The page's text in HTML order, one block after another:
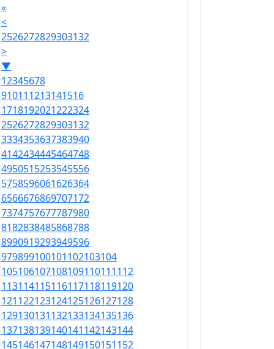
«
<
2526272829303132
>
▼
12345678
910111213141516
1718192021222324
2526272829303132
3334353637383940
4142434445464748
4950515253545556
5758596061626364
6566676869707172
7374757677787980
8182838485868788
8990919293949596
979899100101102103104
105106107108109110111112
113114115116117118119120
121122123124125126127128
129130131132133134135136
137138139140141142143144
145146147148149150151152